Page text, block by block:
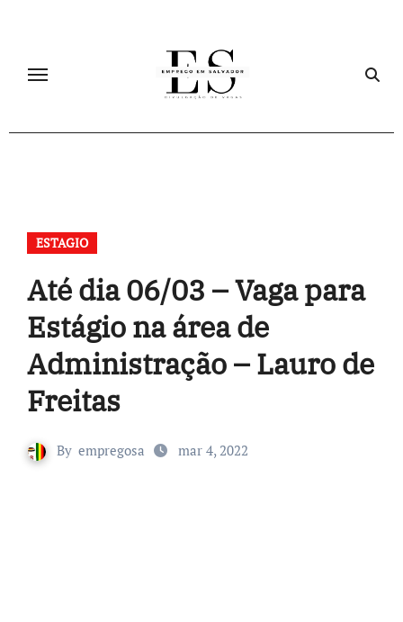
ESTAGIO
Até dia 06/03 – Vaga para
Estágio na área de
Administração – Lauro de
Freitas
By empregosa mar 4, 2022